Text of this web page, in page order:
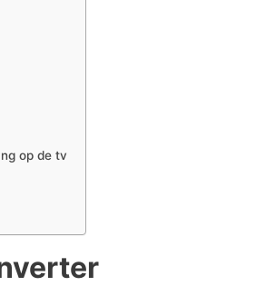
op de tv